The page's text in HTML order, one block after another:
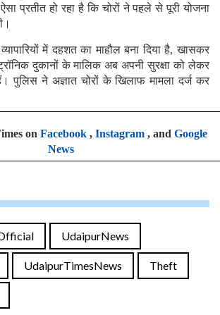
प्रतीत हो रहा है कि चोरों ने पहले से पूरी योजना
में दहशत का माहौल बना दिया है, खासकर
दुकानों के मालिक अब अपनी सुरक्षा को लेकर
पुलिस ने अज्ञात चोरों के खिलाफ मामला दर्ज कर
on Facebook, Instagram, and Google
News
UdaipurNews
UdaipurTimesNews Theft